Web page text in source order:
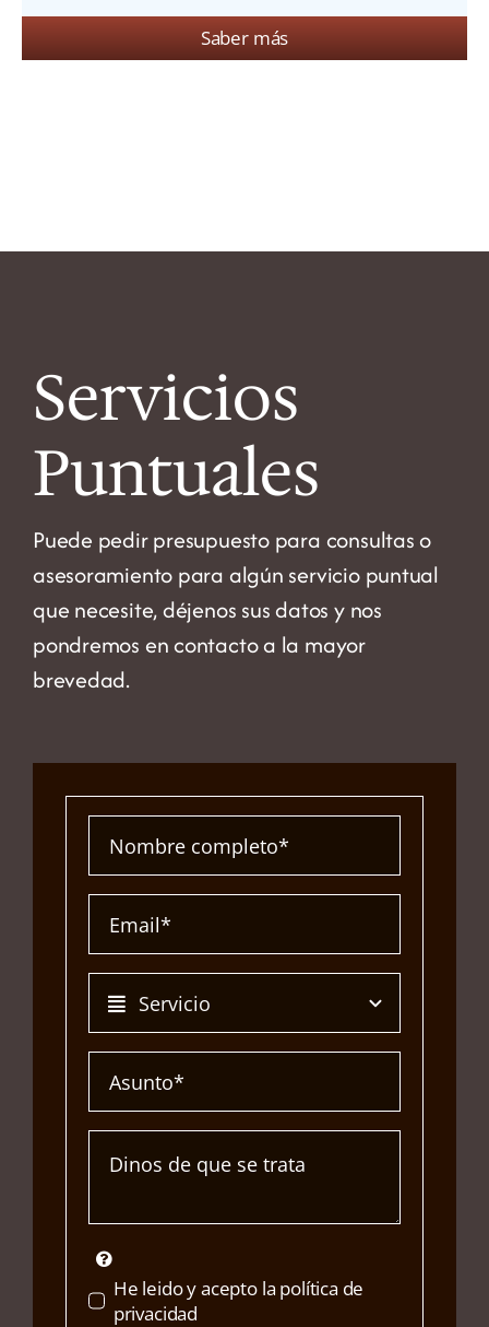
Saber más
Servicios
Puntuales
Puede pedir presupuesto para consultas o
asesoramiento para algún servicio puntual
que necesite, déjenos sus datos y nos
pondremos en contacto a la mayor
brevedad.
He leido y acepto la política de
privacidad